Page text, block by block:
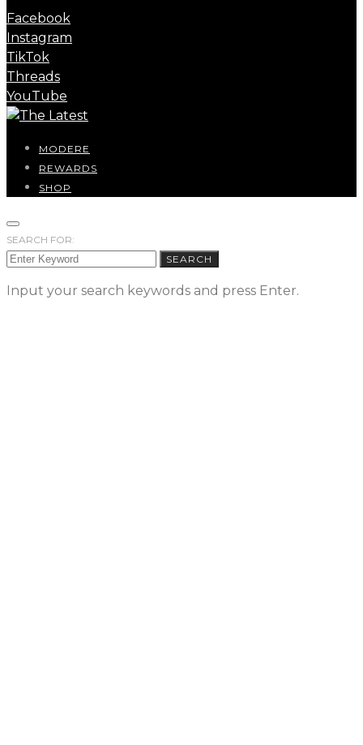
Facebook
Instagram
TikTok
Threads
YouTube
MODERE
REWARDS
SHOP
SEARCH FOR:
SEARCH
Input your search keywords and press Enter.